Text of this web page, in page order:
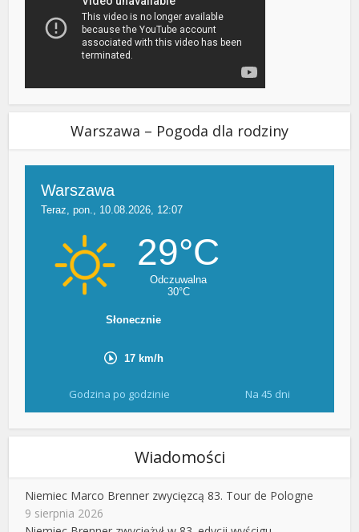
Warszawa – Pogoda dla rodziny
Godzina po godzinie Na 45 dni
Wiadomości
Niemiec Marco Brenner zwycięzcą 83. Tour de Pologne
9 sierpnia 2026